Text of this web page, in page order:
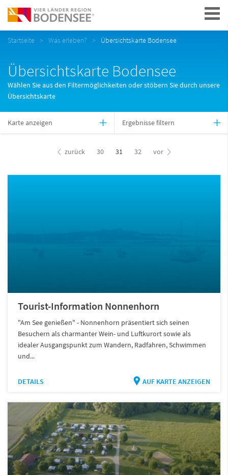
Navigation
Startseite Was erleben? Übersichtskarte Bodensee
Übersichtskarte Bodensee
Wählen Sie aus den Filtermöglichkeiten oder stöbern Sie durch unsere
Übersichtskarte
Karte anzeigen Ergebnisse filtern
zurück 30 31 32 vor
Tourist-Information Nonnenhorn
"Am See genießen" - Nonnenhorn präsentiert sich seinen
Besuchern als charmanter Wein- und Luftkurort sowie als
idealer Ausgangspunkt zum Wandern, Radfahren, Schwimmen
und...
DETAILS AUF KARTE ANZEIGEN